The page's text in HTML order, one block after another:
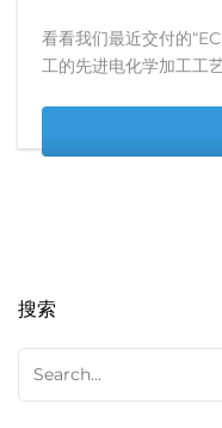
看看我们最近交付的
工的先进电化学加工工艺
搜索
for: